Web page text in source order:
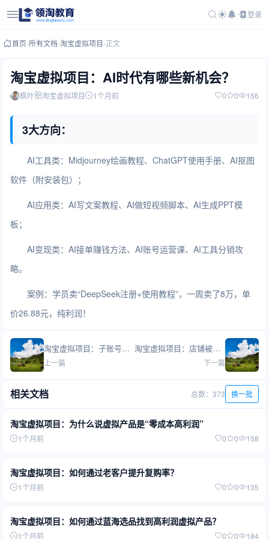
登录
首页-所有文档-淘宝虚拟项目-正文
淘宝虚拟项目：AI时代有哪些新机会？
枫叶 淘宝虚拟项目 1个月前 0 0 166
3大方向：
AI工具类：Midjourney绘画教程、ChatGPT使用手册、AI抠图
软件（附安装包）；
AI应用类：AI写文案教程、AI做短视频脚本、AI生成PPT模
板；
AI变现类：AI接单赚钱方法、AI账号运营课、AI工具分销攻
略。
案例：学员卖“DeepSeek注册+使用教程”，一周卖了8万，单
价26.88元，纯利润！
淘宝虚拟项目：子账号能多人共用吗？
上一篇
淘宝虚拟项目：店铺被举报违规怎么办？
下一篇
相关文档 总数：373 换一批
淘宝虚拟项目：为什么说虚拟产品是“零成本高利润”
1个月前 0 0 158
淘宝虚拟项目：如何通过老客户提升复购率？
1个月前 0 0 135
淘宝虚拟项目：如何通过蓝海选品找到高利润虚拟产品？
1个月前 0 0 184